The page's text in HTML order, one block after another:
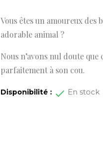
Vous êtes un amoureux des
adorable animal ?
Nous n’avons nul doute
parfaitement à son cou.
Disponibilité : En stock